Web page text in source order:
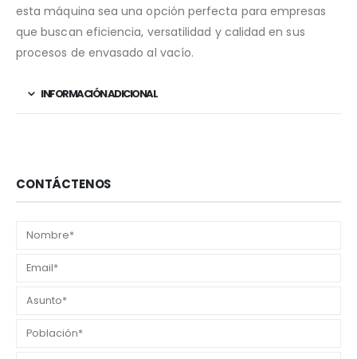
esta máquina sea una opción perfecta para empresas
que buscan eficiencia, versatilidad y calidad en sus
procesos de envasado al vacío.
INFORMACIÓN ADICIONAL
CONTÁCTENOS